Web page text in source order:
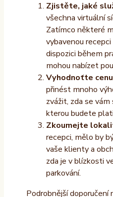
Zjistěte, jaké
všechna virtuální
Zatímco některé
vybavenou
dispozici během
mohou nabízet
Vyhodnoťte
přinést mnoho
zvážit, zda se
kterou budete
Zkoumejte
recepci, mělo by
vaše klienty a
zda je v blízkosti
parkování.
Podrobnější doporučení